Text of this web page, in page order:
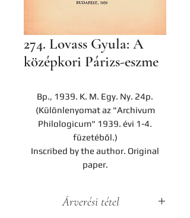
274. Lovass Gyula: A
középkori Párizs-eszme
Bp., 1939. K. M. Egy. Ny. 24p.
(Különlenyomat az "Archivum
Philologicum" 1939. évi 1-4.
füzetéből.)
Inscribed by the author. Original
paper.
Árverési tétel